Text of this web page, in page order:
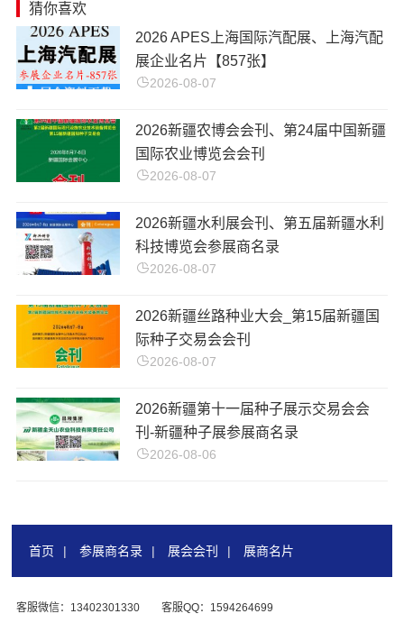
猜你喜欢
2026 APES上海国际汽配展、上海汽配
展企业名片【857张】
2026-08-07
​2026新疆农博会会刊、第24届中国新疆
国际农业博览会会刊
2026-08-07
2026新疆水利展会刊、第五届新疆水利
科技博览会参展商名录
2026-08-07
2026新疆丝路种业大会_第15届新疆国
际种子交易会会刊
2026-08-07
2026新疆第十一届种子展示交易会会
刊-新疆种子展参展商名录
2026-08-06
首页 | 参展商名录 | 展会会刊 | 展商名片
客服微信：13402301330 客服QQ：1594264699